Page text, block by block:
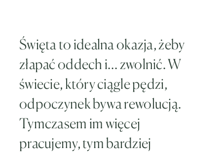
Święta to idealna okazja, żeby
złapać oddech i… zwolnić. W
świecie, który ciągle pędzi,
odpoczynek bywa rewolucją.
Tymczasem im więcej
pracujemy, tym bardziej